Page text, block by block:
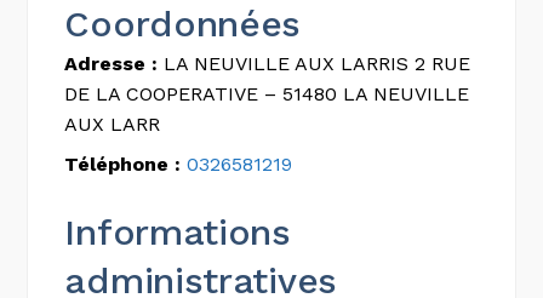
Coordonnées
Adresse : LA NEUVILLE AUX LARRIS 2 RUE
DE LA COOPERATIVE – 51480 LA NEUVILLE
AUX LARR
Téléphone : 0326581219
Informations
administratives